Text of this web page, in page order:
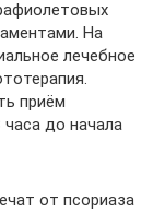
На
лечебное
приём
до начала
от псориаза